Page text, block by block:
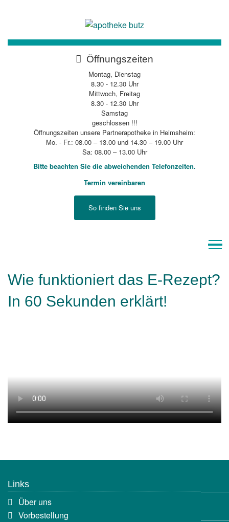
Öffnungszeiten
Montag, Dienstag
8.30 - 12.30 Uhr
Mittwoch, Freitag
8.30 - 12.30 Uhr
Samstag
geschlossen !!!
Öffnungszeiten unsere Partnerapotheke in Heimsheim:
Mo. - Fr.: 08.00 – 13.00 und 14.30 – 19.00 Uhr
Sa: 08.00 – 13.00 Uhr
Bitte beachten Sie die abweichenden Telefonzeiten.
Termin vereinbaren
So finden Sie uns
Über uns
Newsletter
Shop
Termin vereinbaren
Wie funktioniert das E-Rezept?
In 60 Sekunden erklärt!
Links
Navigation
überspringen
Über uns
Vorbestellung